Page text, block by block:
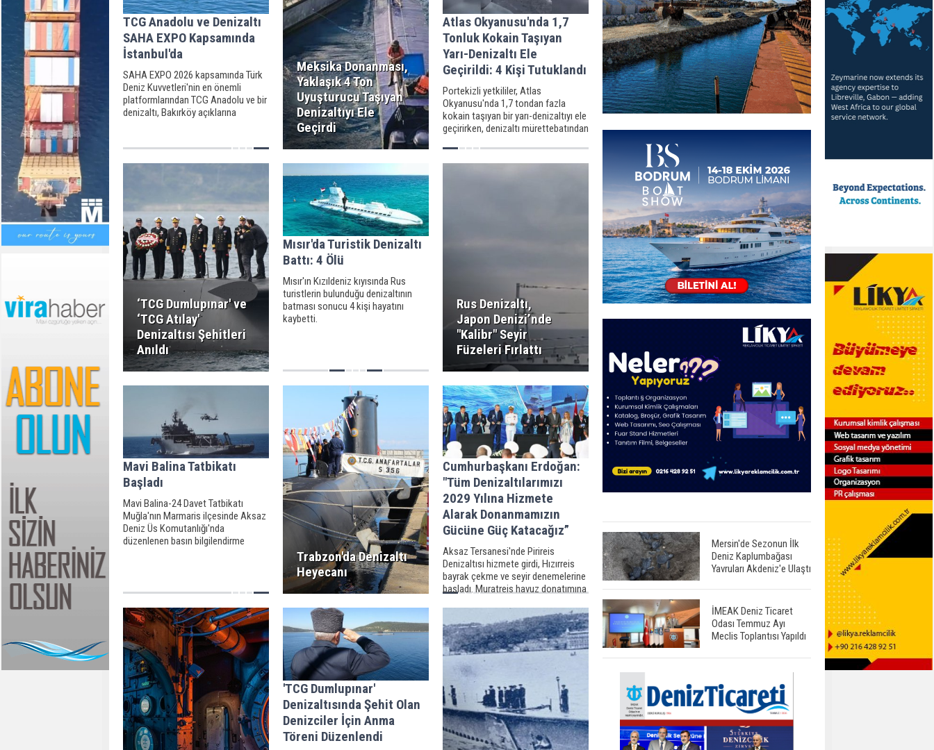
TCG Anadolu ve Denizaltı
SAHA EXPO Kapsamında
İstanbul'da
SAHA EXPO 2026 kapsamında Türk
Deniz Kuvvetleri'nin en önemli
platformlarından TCG Anadolu ve bir
denizaltı, Bakırköy açıklarına
Meksika Donanması,
Yaklaşık 4 Ton
Uyuşturucu Taşıyan
Denizaltıyı Ele
Geçirdi
Atlas Okyanusu'nda 1,7
Tonluk Kokain Taşıyan
Yarı-Denizaltı Ele
Geçirildi: 4 Kişi Tutuklandı
Portekizli yetkililer, Atlas
Okyanusu'nda 1,7 tondan fazla
kokain taşıyan bir yarı-denizaltıyı ele
geçirirken, denizaltı mürettebatından
‘TCG Dumlupınar' ve
‘TCG Atılay'
Denizaltısı Şehitleri
Anıldı
Mısır'da Turistik Denizaltı
Battı: 4 Ölü
Mısır'ın Kızıldeniz kıyısında Rus
turistlerin bulunduğu denizaltının
batması sonucu 4 kişi hayatını
kaybetti.
Rus Denizaltı,
Japon Denizi’nde
"Kalibr" Seyir
Füzeleri Fırlattı
Mavi Balina Tatbikatı
Başladı
Mavi Balina-24 Davet Tatbikatı
Muğla'nın Marmaris ilçesinde Aksaz
Deniz Üs Komutanlığı'nda
düzenlenen basın bilgilendirme
Trabzon'da Denizaltı
Heyecanı
Cumhurbaşkanı Erdoğan:
"Tüm Denizaltılarımızı
2029 Yılına Hizmete
Alarak Donanmamızın
Gücüne Güç Katacağız”
Aksaz Tersanesi'nde Pirireis
Denizaltısı hizmete girdi, Hızırreis
bayrak çekme ve seyir denemelerine
başladı. Muratreis havuz donatımına
Gemileri ve 3 bin tonluk Denizaltı
Havuzu hizmete alındı.
'TCG Dumlupınar'
Denizaltısında Şehit Olan
Denizciler İçin Anma
Töreni Düzenlendi
Mersin'de Sezonun İlk
Deniz Kaplumbağası
Yavruları Akdeniz'e Ulaştı
İMEAK Deniz Ticaret
Odası Temmuz Ayı
Meclis Toplantısı Yapıldı